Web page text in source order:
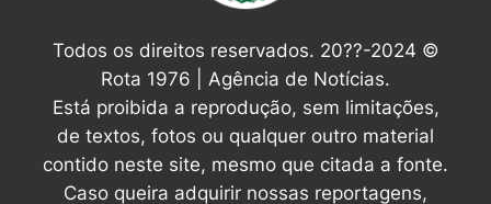
Todos os direitos reservados. 20??-2024 ©
Rota 1976 | Agência de Notícias.
Está proibida a reprodução, sem limitações,
de textos, fotos ou qualquer outro material
contido neste site, mesmo que citada a fonte.
Caso queira adquirir nossas reportagens,